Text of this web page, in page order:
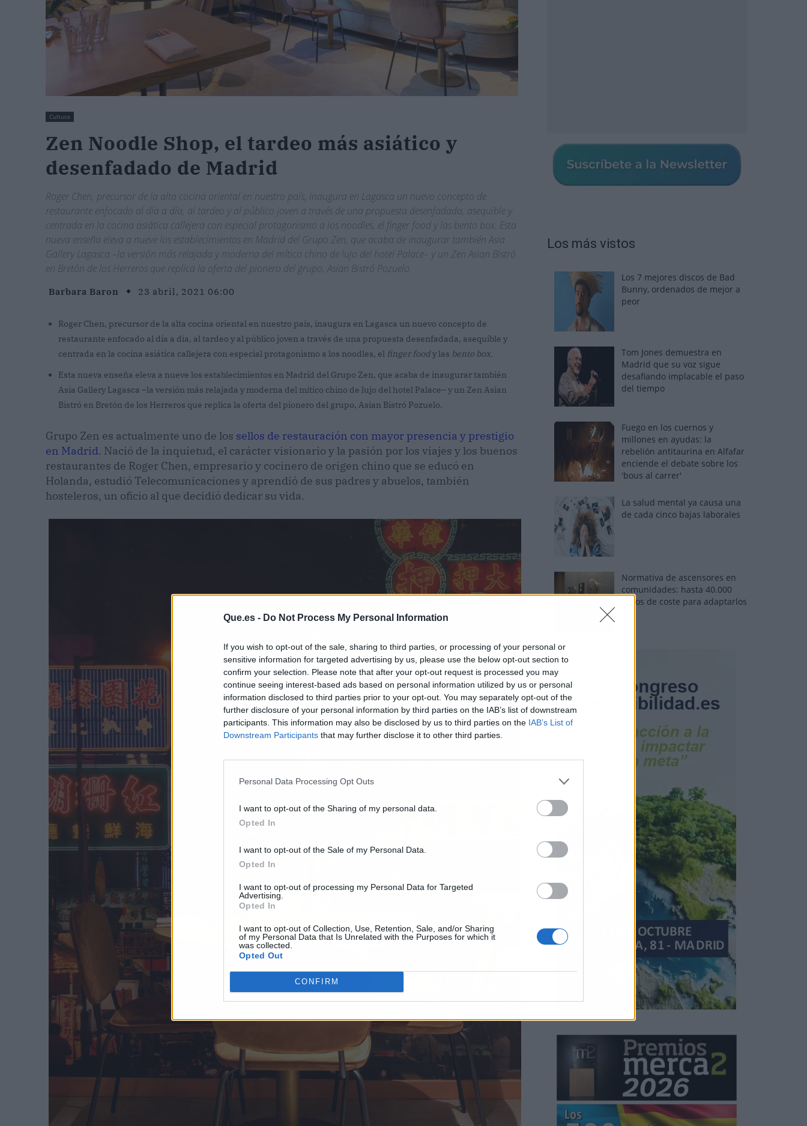
Que.es - Do Not Process My Personal Information
If you wish to opt-out of the sale, sharing to third parties, or processing of your personal or
sensitive information for targeted advertising by us, please use the below opt-out section to
confirm your selection. Please note that after your opt-out request is processed you may
continue seeing interest-based ads based on personal information utilized by us or personal
information disclosed to third parties prior to your opt-out. You may separately opt-out of the
further disclosure of your personal information by third parties on the IAB’s list of downstream
participants. This information may also be disclosed by us to third parties on the IAB’s List of
Downstream Participants that may further disclose it to other third parties.
Personal Data Processing Opt Outs
I want to opt-out of the Sharing of my personal data.
Opted In
I want to opt-out of the Sale of my Personal Data.
Opted In
I want to opt-out of processing my Personal Data for Targeted
Advertising.
Opted In
I want to opt-out of Collection, Use, Retention, Sale, and/or Sharing
of my Personal Data that Is Unrelated with the Purposes for which it
was collected.
Opted Out
CONFIRM
Cultura
Zen Noodle Shop, el tardeo más asiático y
desenfadado de Madrid
Roger Chen, precursor de la alta cocina oriental en nuestro país, inaugura en Lagasca un nuevo concepto de
restaurante enfocado al día a día, al tardeo y al público joven a través de una propuesta desenfadada, asequible y
centrada en la cocina asiática callejera con especial protagonismo a los noodles, el finger food y las bento box. Esta
nueva enseña eleva a nueve los establecimientos en Madrid del Grupo Zen, que acaba de inaugurar también Asia
Gallery Lagasca –la versión más relajada y moderna del mítico chino de lujo del hotel Palace– y un Zen Asian Bistró
en Bretón de los Herreros que replica la oferta del pionero del grupo, Asian Bistró Pozuelo.
Barbara Baron 23 abril, 2021 06:00
Roger Chen, precursor de la alta cocina oriental en nuestro país, inaugura en Lagasca un nuevo concepto de
restaurante enfocado al día a día, al tardeo y al público joven a través de una propuesta desenfadada, asequible y
centrada en la cocina asiática callejera con especial protagonismo a los noodles, el finger foody las bento box.
Esta nueva enseña eleva a nueve los establecimientos en Madrid del Grupo Zen, que acaba de inaugurar también
Asia Gallery Lagasca –la versión más relajada y moderna del mítico chino de lujo del hotel Palace– y un Zen Asian
Bistró en Bretón de los Herreros que replica la oferta del pionero del grupo, Asian Bistró Pozuelo.
Grupo Zen es actualmente uno de los sellos de restauración con mayor presencia y prestigio
en Madrid. Nació de la inquietud, el carácter visionario y la pasión por los viajes y los buenos
restaurantes de Roger Chen, empresario y cocinero de origen chino que se educó en
Holanda, estudió Telecomunicaciones y aprendió de sus padres y abuelos, también
hosteleros, un oficio al que decidió dedicar su vida.
Los más vistos
Los 7 mejores discos de Bad
Bunny, ordenados de mejor a
peor
Tom Jones demuestra en
Madrid que su voz sigue
desafiando implacable el paso
del tiempo
Fuego en los cuernos y
millones en ayudas: la
rebelión antitaurina en Alfafar
enciende el debate sobre los
'bous al carrer'
La salud mental ya causa una
de cada cinco bajas laborales
Normativa de ascensores en
comunidades: hasta 40.000
euros de coste para adaptarlos